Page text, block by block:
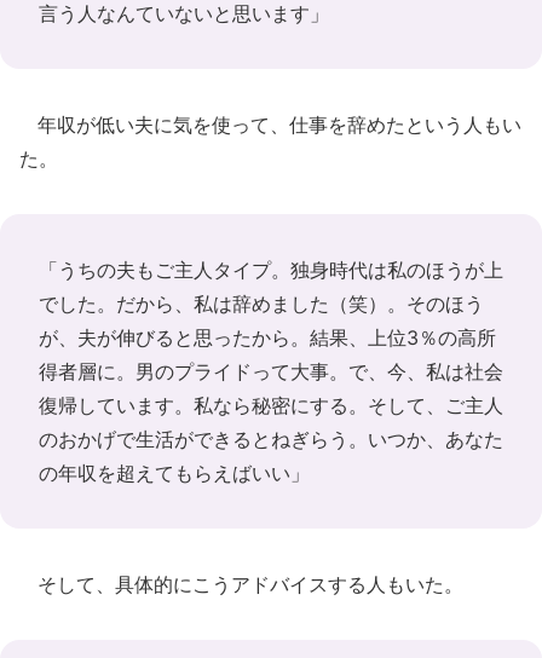
言う人なんていないと思います」
年収が低い夫に気を使って、仕事を辞めたという人もい
た。
「うちの夫もご主人タイプ。独身時代は私のほうが上
でした。だから、私は辞めました（笑）。そのほう
が、夫が伸びると思ったから。結果、上位3％の高所
得者層に。男のプライドって大事。で、今、私は社会
復帰しています。私なら秘密にする。そして、ご主人
のおかげで生活ができるとねぎらう。いつか、あなた
の年収を超えてもらえばいい」
そして、具体的にこうアドバイスする人もいた。